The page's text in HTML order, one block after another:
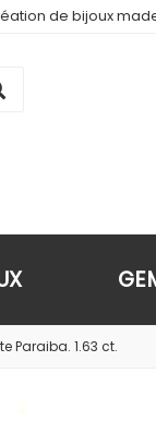
de bijoux
Paraiba. 1.63 ct.